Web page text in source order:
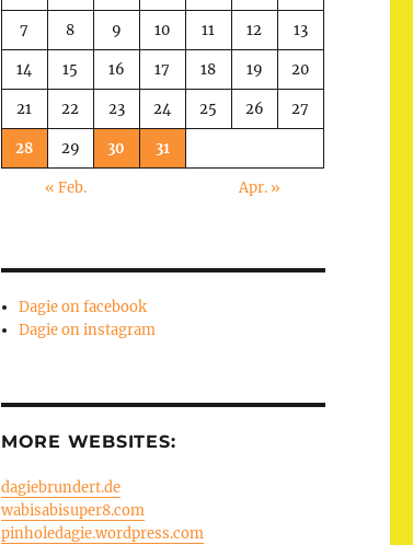
7 8 9 10 11 12 13
14 15 16 17 18 19 20
21 22 23 24 25 26 27
28 29 30 31
« Feb. Apr. »
Dagie on facebook
Dagie on instagram
MORE WEBSITES:
dagiebrundert.de
wabisabisuper8.com
pinholedagie.wordpress.com